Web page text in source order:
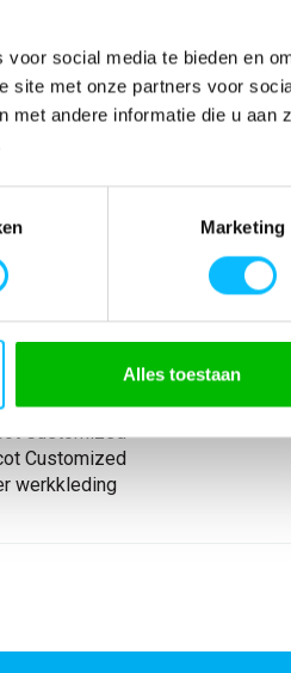
social media te bieden en
site met onze partners voor
met andere informatie die u aan
Marketing
Alles toestaan
polyester
winddicht ademend
Customized
Customized
werkkleding